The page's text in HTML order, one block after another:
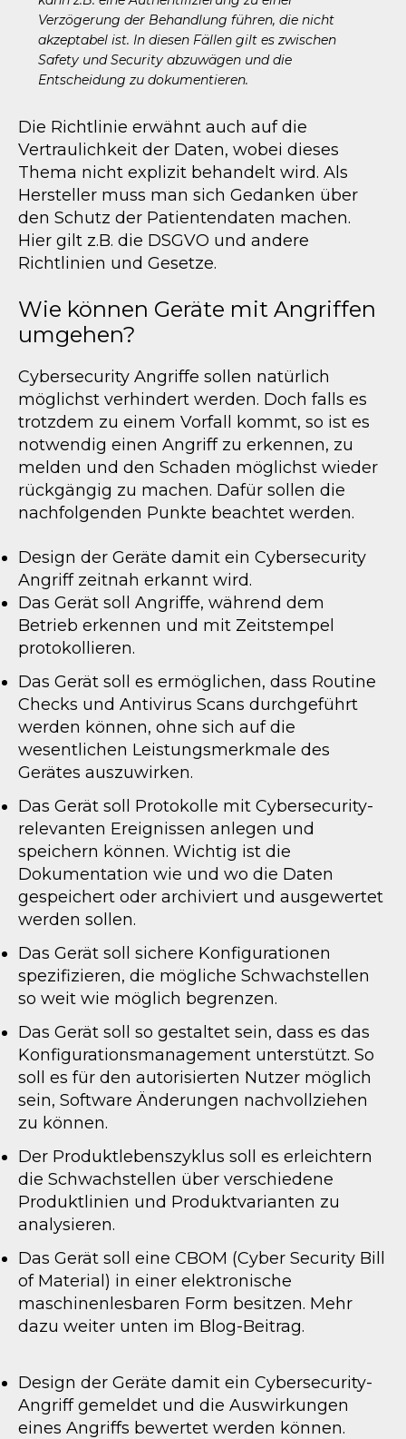
Verzögerung der Behandlung führen, die nicht
akzeptabel ist. In diesen Fällen gilt es zwischen
Safety und Security abzuwägen und die
Entscheidung zu dokumentieren.
Die Richtlinie erwähnt auch auf die
Vertraulichkeit der Daten, wobei dieses
Thema nicht explizit behandelt wird. Als
Hersteller muss man sich Gedanken über
den Schutz der Patientendaten machen.
Hier gilt z.B. die DSGVO und andere
Richtlinien und Gesetze.
Wie können Geräte mit Angriffen
umgehen?
Cybersecurity Angriffe sollen natürlich
möglichst verhindert werden. Doch falls es
trotzdem zu einem Vorfall kommt, so ist es
notwendig einen Angriff zu erkennen, zu
melden und den Schaden möglichst wieder
rückgängig zu machen. Dafür sollen die
nachfolgenden Punkte beachtet werden.
Design der Geräte damit ein Cybersecurity
Angriff zeitnah erkannt wird.
Das Gerät soll Angriffe, während dem
Betrieb erkennen und mit Zeitstempel
protokollieren.
Das Gerät soll es ermöglichen, dass Routine
Checks und Antivirus Scans durchgeführt
werden können, ohne sich auf die
wesentlichen Leistungsmerkmale des
Gerätes auszuwirken.
Das Gerät soll Protokolle mit Cybersecurity-
relevanten Ereignissen anlegen und
speichern können. Wichtig ist die
Dokumentation wie und wo die Daten
gespeichert oder archiviert und ausgewertet
werden sollen.
Das Gerät soll sichere Konfigurationen
spezifizieren, die mögliche Schwachstellen
so weit wie möglich begrenzen.
Das Gerät soll so gestaltet sein, dass es das
Konfigurationsmanagement unterstützt. So
soll es für den autorisierten Nutzer möglich
sein, Software Änderungen nachvollziehen
zu können.
Der Produktlebenszyklus soll es erleichtern
die Schwachstellen über verschiedene
Produktlinien und Produktvarianten zu
analysieren.
Das Gerät soll eine CBOM (Cyber Security Bill
of Material) in einer elektronische
maschinenlesbaren Form besitzen. Mehr
dazu weiter unten im Blog-Beitrag.
Design der Geräte damit ein Cybersecurity-
Angriff gemeldet und die Auswirkungen
eines Angriffs bewertet werden können.